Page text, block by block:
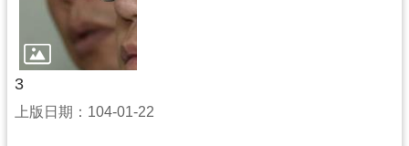
3
上版日期：104-01-22